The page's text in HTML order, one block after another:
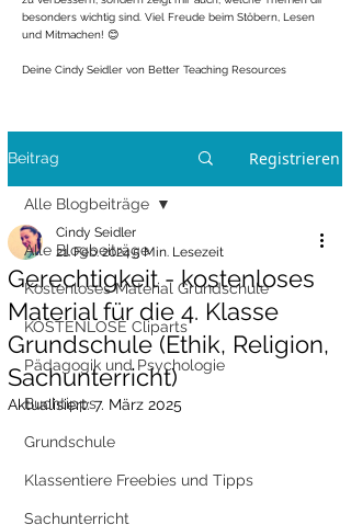
besonders wichtig sind. Viel Freude beim Stöbern, Lesen
und Mitmachen! 😊
Deine Cindy Seidler von Better Teaching Resources
Beitrag Registrieren
Alle Blogbeiträge
Kostenloses Material Grundschule
KOSTENLOSE Cliparts
Pädagogik und Psychologie
Buchtipps
Grundschule
Klassentiere Freebies und Tipps
Sachunterricht
Alle Blogbeiträge
Gerechtigkeit - kostenloses
Material für die 4. Klasse
Grundschule (Ethik, Religion,
Sachunterricht)
Cindy Seidler
21. Feb. 2024 5 Min. Lesezeit
Aktualisiert:7. März 2025